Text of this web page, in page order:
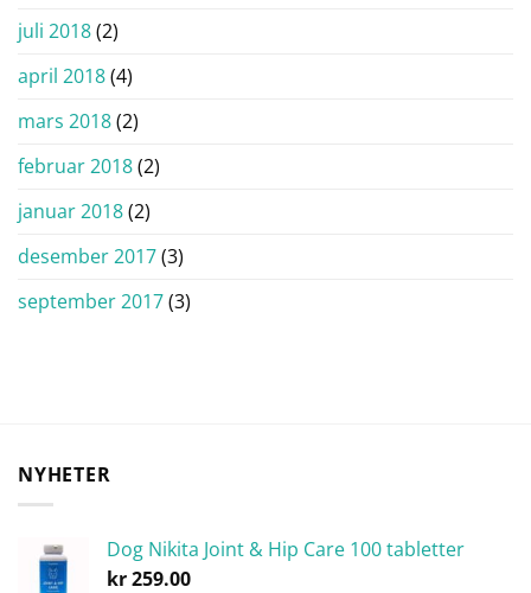
juli 2018(2)
april 2018(4)
mars 2018(2)
februar 2018(2)
januar 2018(2)
desember 2017(3)
september 2017(3)
NYHETER
Dog Nikita Joint & Hip Care 100 tabletter
kr259.00